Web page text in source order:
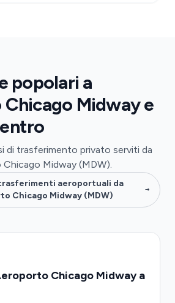
popolari a
Midway e
di trasferimento privato serviti da
Midway (MDW).
aeroportuali da
Chicago Midway (MDW)
Chicago Midway a